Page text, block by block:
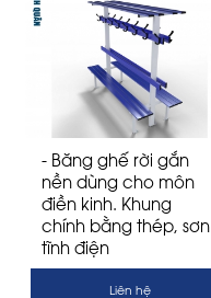
- Băng ghế rời gắn
nền dùng cho môn
điền kinh. Khung
chính bằng thép, sơn
tĩnh điện
Liên hệ